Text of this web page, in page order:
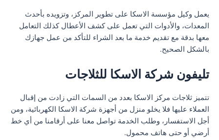
يعمل وكيل مؤسسة الاسكا على تطوير المركز، وتزويده بأحدث
المعدات، والأدوات التي تعمل على كشف الأعطال كذلك التعامل
معها بدقة مع تقديم خدمة ما بعد الشراء للتأكد من عمل جهازك
بالشكل الصحيح.
تليفون شركة الاسكا للثلاجات
تتميز ثلاجات مركز الاسكا بعدد من السمات التي زادت من إقبال
العملاء عليها فلا يخلو منزل من أجهزة شركة الاسكا الكهربائية، ومن
أجل الاستفسار، وطلب الخدمة تواصل معنا على أرقامنا من أي خط
أرضي أو حتى هاتف محمول.